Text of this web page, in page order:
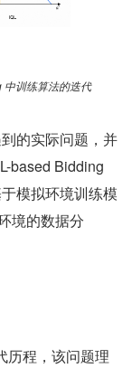
中训练算法的迭代
的实际问题，并
based Bidding
模拟环境训练模
境的数据分
历程，该问题理